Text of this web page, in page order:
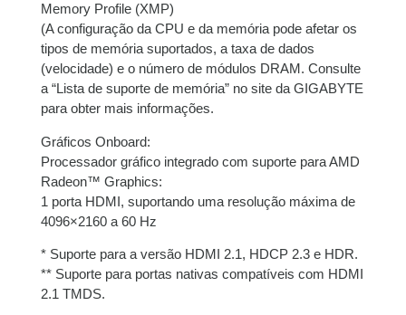
Memory Profile (XMP)
(A configuração da CPU e da memória pode afetar os
tipos de memória suportados, a taxa de dados
(velocidade) e o número de módulos DRAM. Consulte
a “Lista de suporte de memória” no site da GIGABYTE
para obter mais informações.
Gráficos Onboard:
Processador gráfico integrado com suporte para AMD
Radeon™ Graphics:
1 porta HDMI, suportando uma resolução máxima de
4096×2160 a 60 Hz
* Suporte para a versão HDMI 2.1, HDCP 2.3 e HDR.
** Suporte para portas nativas compatíveis com HDMI
2.1 TMDS.